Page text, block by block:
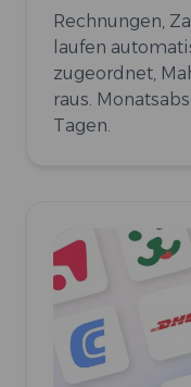
Rechnungen,
laufen
zugeordnet,
raus.
Tagen.